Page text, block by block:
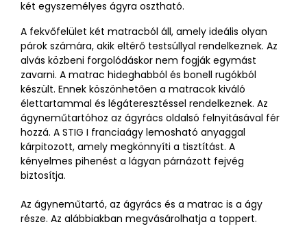
két egyszemélyes ágyra osztható.
A fekvőfelület két matracból áll, amely ideális olyan
párok számára, akik eltérő testsúllyal rendelkeznek. Az
alvás közbeni forgolódáskor nem fogják egymást
zavarni. A matrac hideghabból és bonell rugókból
készült. Ennek köszönhetően a matracok kiváló
élettartammal és légáteresztéssel rendelkeznek. Az
ágyneműtartóhoz az ágyrács oldalsó felnyitásával fér
hozzá. A STIG I franciaágy lemosható anyaggal
kárpitozott, amely megkönnyíti a tisztítást. A
kényelmes pihenést a lágyan párnázott fejvég
biztosítja.
Az ágyneműtartó, az ágyrács és a matrac is a ágy
része. Az alábbiakban megvásárolhatja a toppert.